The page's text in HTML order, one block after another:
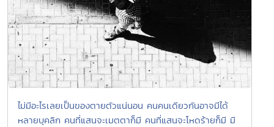
ไม่มีอะไรเลยเป็นของตายตัวแน่นอน คนคนเดียวกันอาจมีได้
หลายบุคลิก คนที่แสนจะเมตตาก็มี คนที่แสนจะโหดร้ายก็มี มี